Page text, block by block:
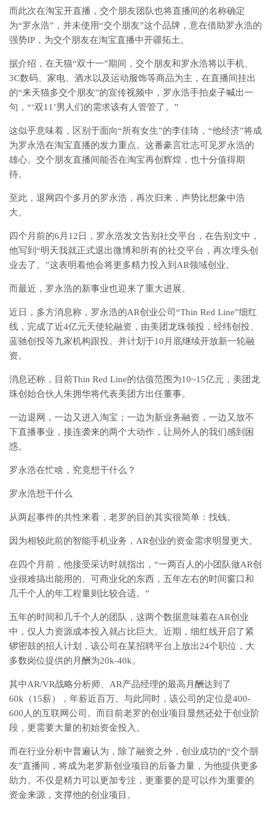
而此次在淘宝开直播，交个朋友团队也将直播间的名称确定
为“罗永浩”，并未使用“交个朋友”这个品牌，意在借助罗永浩的
强势IP，为交个朋友在淘宝直播中开疆拓土。
据介绍，在天猫“双十一”期间，交个朋友和罗永浩将以手机、
3C数码、家电、酒水以及运动服饰等商品为主，在直播间挂出
的“来天猫多交个朋友”的宣传视频中，罗永浩手拍桌子喊出一
句，“‘双11’男人们的需求该有人管管了。”
这似乎意味着，区别于面向“所有女生”的李佳琦，“他经济”将成
为罗永浩在淘宝直播的发力重点。这番豪言壮志可见罗永浩的
雄心。交个朋友直播间能否在淘宝再创辉煌，也十分值得期
待。
至此，退网四个多月的罗永浩，再次归来，声势比想象中浩
大。
四个月前的6月12日，罗永浩发文告别社交平台，在告别文中，
他写到“明天我就正式退出微博和所有的社交平台，再次埋头创
业去了。”这表明着他会将更多精力投入到AR领域创业。
而最近，罗永浩的新事业也迎来了重大进展。
近日，多方消息称，罗永浩的AR创业公司“Thin Red Line”细红
线，完成了近4亿元天使轮融资，由美团龙珠领投，经纬创投、
蓝驰创投等九家机构跟投。并计划于10月底继续开放新一轮融
资。
消息还称，目前Thin Red Line的估值范围为10~15亿元，美团龙
珠创始合伙人朱拥华将代表美团方出任董事。
一边退网，一边又进入淘宝；一边为新业务融资，一边又放不
下直播事业，接连袭来的两个大动作，让局外人的我们感到困
惑。
罗永浩在忙啥，究竟想干什么？
罗永浩想干什么
从两起事件的共性来看，老罗的目的其实很简单：找钱。
因为相较此前的智能手机业务，AR创业的资金需求明显更大。
在四个月前，他接受采访时就指出，“一两百人的小团队做AR创
业很难搞出能用的、可商业化的东西，五年左右的时间窗口和
几千个人的年工程量则比较合适。”
五年的时间和几千个人的团队，这两个数据意味着在AR创业
中，仅人力资源成本投入就占比巨大。近期，细红线开启了紧
锣密鼓的招人计划，该公司在某招聘平台上放出24个职位，大
多数岗位提供的月酬为20k-40k。
其中AR/VR战略分析师、AR产品经理的最高月酬达到了
60k（15薪），年薪近百万。与此同时，该公司的定位是400-
600人的互联网公司。而目前老罗的创业项目显然还处于创业阶
段，更需要大量的初始资金投入。
而在行业分析中普遍认为，除了融资之外，创业成功的“交个朋
友”直播间，将成为老罗新创业项目的后备力量，为他提供更多
助力。不仅是精力可以更加专注，更重要的是可以作为重要的
资金来源，支撑他的创业项目。